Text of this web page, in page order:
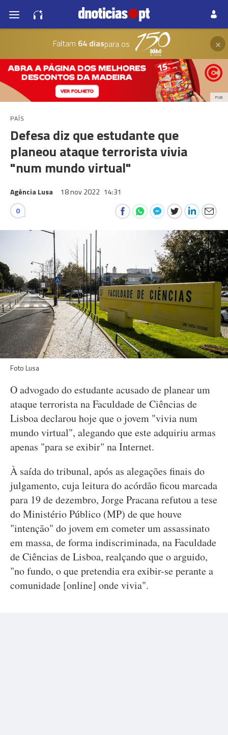
Faltam 64 diaspara os ×
PUB
PAÍS
Defesa diz que estudante que
planeou ataque terrorista vivia
"num mundo virtual"
Agência Lusa 18 nov 2022 14:31
0
Foto Lusa
O advogado do estudante acusado de planear um
ataque terrorista na Faculdade de Ciências de
Lisboa declarou hoje que o jovem "vivia num
mundo virtual", alegando que este adquiriu armas
apenas "para se exibir" na Internet.
À saída do tribunal, após as alegações finais do
julgamento, cuja leitura do acórdão ficou marcada
para 19 de dezembro, Jorge Pracana refutou a tese
do Ministério Público (MP) de que houve
"intenção" do jovem em cometer um assassinato
em massa, de forma indiscriminada, na Faculdade
de Ciências de Lisboa, realçando que o arguido,
"no fundo, o que pretendia era exibir-se perante a
comunidade [online] onde vivia".